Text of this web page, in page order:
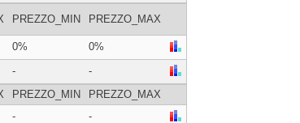
PREZZO_MIN PREZZO_MAX
0%
0%
-
-
PREZZO_MIN
PREZZO_MAX
-
-